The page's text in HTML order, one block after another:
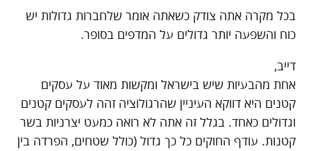
בכל מקרה אתה צודק כשאתה אומר שלחברות גדולות יש
כוח והשפעה יותר גדולים על המדפים בסופר.
דייב,
אחת מהבעיות שיש בישראל ומקשות מאוד על עסקים
קטנים היא דווקא העיניין שהרגולוציה זהה לעסקים קטנים
וגדולים כאחד. בגלל זה אתה לא רואה כמעט יצרניות בשר
קטנות. עודף החוקים כל כך גדול (כולל שטחים, הפרדה בין